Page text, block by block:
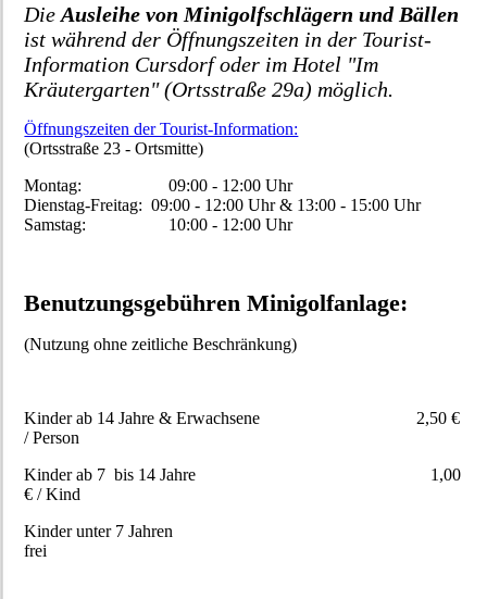
DieAusleihe von Minigolfschlägern und Bällen
ist während der Öffnungszeiten in der Tourist-
Information Cursdorf oder im Hotel "Im
Kräutergarten" (Ortsstraße 29a) möglich.
Öffnungszeiten der Tourist-Information:
(Ortsstraße 23 - Ortsmitte)
Montag: 09:00 - 12:00 Uhr
Dienstag-Freitag: 09:00 - 12:00 Uhr & 13:00 - 15:00 Uhr
Samstag: 10:00 - 12:00 Uhr
Benutzungsgebühren Minigolfanlage:
(Nutzung ohne zeitliche Beschränkung)
Kinder ab 14 Jahre & Erwachsene 2,50 €
/ Person
Kinder ab 7 bis 14 Jahre 1,00
€ / Kind
Kinder unter 7 Jahren
frei